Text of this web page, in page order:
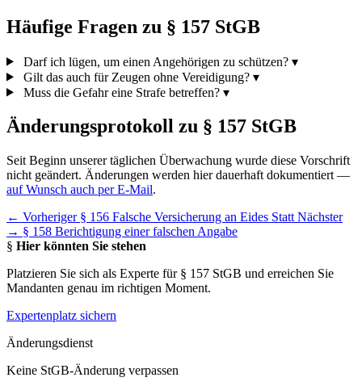
Häufige Fragen zu § 157 StGB
Darf ich lügen, um einen Angehörigen zu schützen? ▾
Gilt das auch für Zeugen ohne Vereidigung? ▾
Muss die Gefahr eine Strafe betreffen? ▾
Änderungsprotokoll zu § 157 StGB
Seit Beginn unserer täglichen Überwachung wurde diese Vorschrift
nicht geändert. Änderungen werden hier dauerhaft dokumentiert —
auf Wunsch auch per E-Mail.
← Vorheriger § 156 Falsche Versicherung an Eides Statt Nächster
→ § 158 Berichtigung einer falschen Angabe
§ Hier könnten Sie stehen
Platzieren Sie sich als Experte für § 157 StGB und erreichen Sie
Mandanten genau im richtigen Moment.
Expertenplatz sichern
Änderungsdienst
Keine StGB-Änderung verpassen